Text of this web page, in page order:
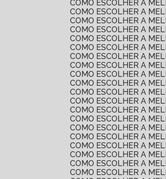
COMO ESCOLHER A
COMO ESCOLHER A
COMO ESCOLHER A
COMO ESCOLHER A
COMO ESCOLHER A
COMO ESCOLHER A
COMO ESCOLHER A
COMO ESCOLHER A
COMO ESCOLHER A
COMO ESCOLHER A
COMO ESCOLHER A
COMO ESCOLHER A
COMO ESCOLHER A
COMO ESCOLHER A
COMO ESCOLHER A
COMO ESCOLHER A
COMO ESCOLHER A
COMO ESCOLHER A
COMO ESCOLHER A
COMO ESCOLHER A